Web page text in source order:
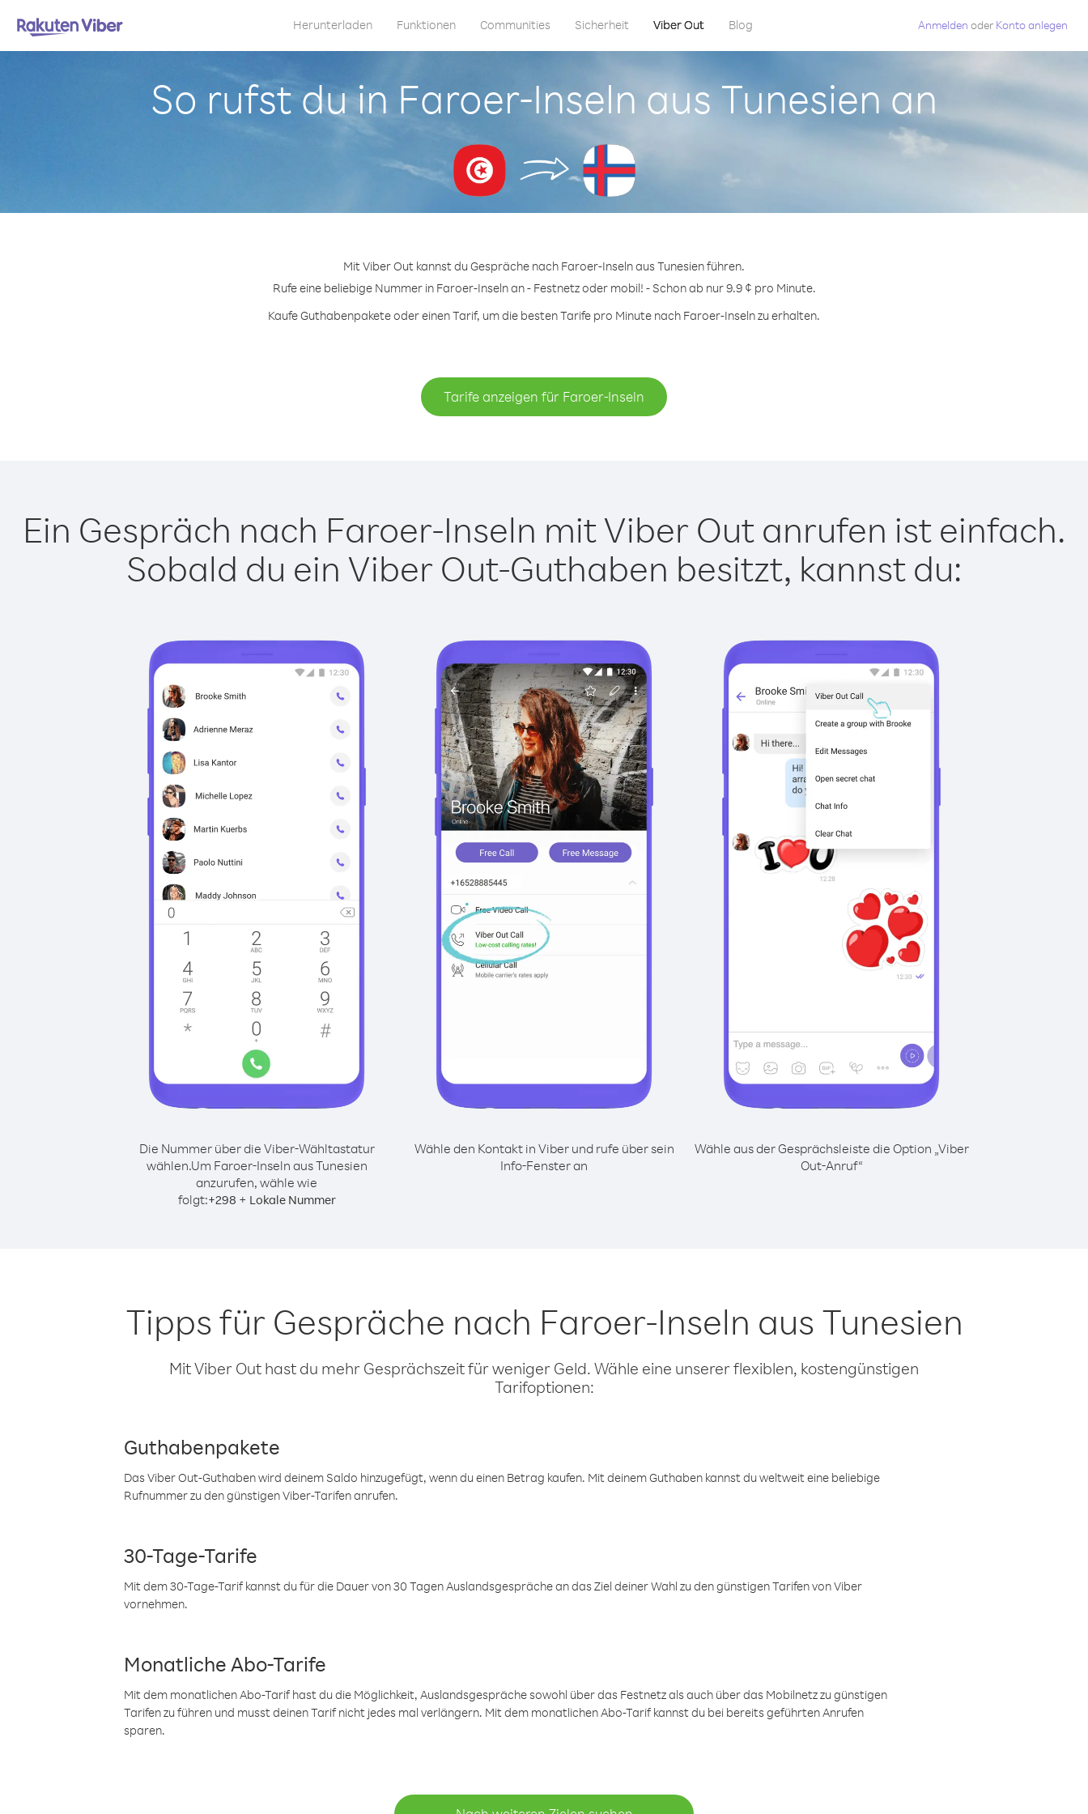
Herunterladen Funktionen Communities Sicherheit Viber Out Blog Anmelden oder Konto anlegen
So rufst du in Faroer-Inseln aus Tunesien an
Mit Viber Out kannst du Gespräche nach Faroer-Inseln aus Tunesien führen.
Rufe eine beliebige Nummer in Faroer-Inseln an - Festnetz oder mobil! - Schon ab nur 9.9 ¢ pro Minute.
Kaufe Guthabenpakete oder einen Tarif, um die besten Tarife pro Minute nach Faroer-Inseln zu erhalten.
Tarife anzeigen für Faroer-Inseln
Ein Gespräch nach Faroer-Inseln mit Viber Out anrufen ist einfach.
Sobald du ein Viber Out-Guthaben besitzt, kannst du:
Die Nummer über die Viber-Wähltastatur
wählen.Um Faroer-Inseln aus Tunesien
anzurufen, wähle wie
folgt:+298 + Lokale Nummer
Wähle den Kontakt in Viber und rufe über sein
Info-Fenster an
Wähle aus der Gesprächsleiste die Option „Viber
Out-Anruf“
Tipps für Gespräche nach Faroer-Inseln aus Tunesien
Mit Viber Out hast du mehr Gesprächszeit für weniger Geld. Wähle eine unserer flexiblen, kostengünstigen
Tarifoptionen:
Guthabenpakete
Das Viber Out-Guthaben wird deinem Saldo hinzugefügt, wenn du einen Betrag kaufen. Mit deinem Guthaben kannst du weltweit eine beliebige
Rufnummer zu den günstigen Viber-Tarifen anrufen.
30-Tage-Tarife
Mit dem 30-Tage-Tarif kannst du für die Dauer von 30 Tagen Auslandsgespräche an das Ziel deiner Wahl zu den günstigen Tarifen von Viber
vornehmen.
Monatliche Abo-Tarife
Mit dem monatlichen Abo-Tarif hast du die Möglichkeit, Auslandsgespräche sowohl über das Festnetz als auch über das Mobilnetz zu günstigen
Tarifen zu führen und musst deinen Tarif nicht jedes mal verlängern. Mit dem monatlichen Abo-Tarif kannst du bei bereits geführten Anrufen
sparen.